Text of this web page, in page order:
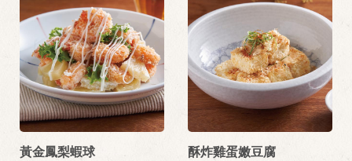
黃金鳳梨蝦球 酥炸雞蛋嫩豆腐